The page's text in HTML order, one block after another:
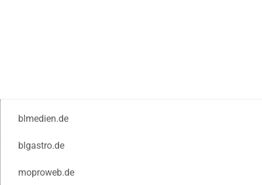
blmedien.de
blgastro.de
moproweb.de